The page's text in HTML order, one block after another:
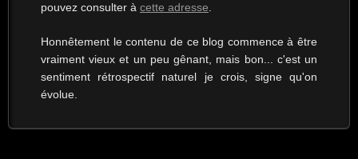
pouvez consulter à cette adresse
Honnêtement le contenu de ce blog commence à être
vraiment vieux et un peu gênant, mais bon... c'est un
sentiment rétrospectif naturel je crois, signe qu'on
évolue.